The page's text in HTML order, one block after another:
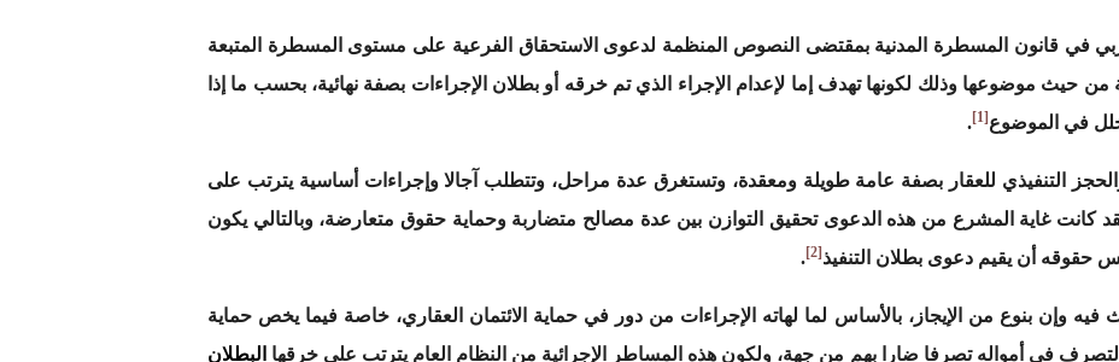
في قانون المسطرة المدنية بمقتضى النصوص المنظمة لدعوى الاستحقاق الفرعية على مستوى المسطرة المتبعة
من حيث موضوعها وذلك لكونها تهدف إما لإعدام الإجراء الذي تم خرقه أو بطلان الإجراءات بصفة نهائية، بحسب ما إذا
في الموضوع [1]
.
التنفيذي للعقار بصفة عامة طويلة ومعقدة، وتستغرق عدة مراحل، وتتطلب آجالا وإجراءات أساسية يترتب على
كانت غاية المشرع من هذه الدعوى تحقيق التوازن بين عدة مصالح متضاربة وحماية حقوق متعارضة، وبالتالي يكون
أن يقيم دعوى بطلان التنفيذ [2]
.
وإن بنوع من الإيجاز، بالأساس لما لهاته الإجراءات من دور في حماية الائتمان العقاري، خاصة فيما يخص حماية
في أمواله تصرفا ضارا بهم من جهة، ولكون هذه المساطر الإجرائية من النظام العام يترتب على خرقها البطلان